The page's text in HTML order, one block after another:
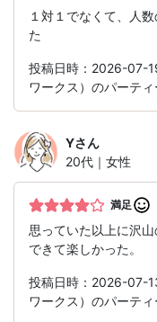
１対１でなくて、人
た
投稿日時：2026-07-
ワークス）のパーティ
Yさん
20代｜女性
満足
思っていた以上に沢
できて楽しかった。
投稿日時：2026-07-
ワークス）のパーティ